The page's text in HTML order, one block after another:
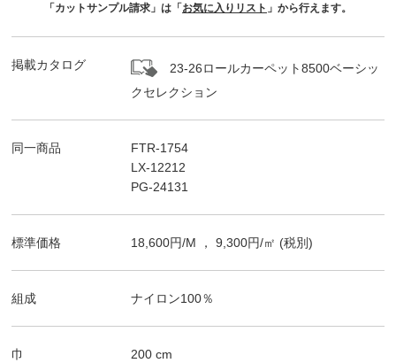
「カットサンプル請求」は「 お気に入りリスト 」から行えます。
掲載カタログ
23-26ロールカーペット8500ベーシッ
クセレクション
同一商品
FTR-1754
LX-12212
PG-24131
標準価格 18,600円/M ，9,300円/㎡ (税別)
組成 ナイロン100％
巾 200 cm